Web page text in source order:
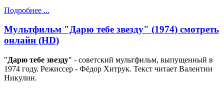
Подробнее ...
Мультфильм "Дарю тебе звезду" (1974) смотреть
онлайн (HD)
"Дарю тебе звезду" - советский мультфильм, выпущенный в
1974 году. Режиссер - Фёдор Хитрук. Текст читает Валентин
Никулин.